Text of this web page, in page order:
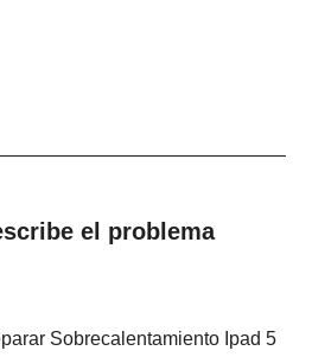
el problema
Sobrecalentamiento Ipad 5